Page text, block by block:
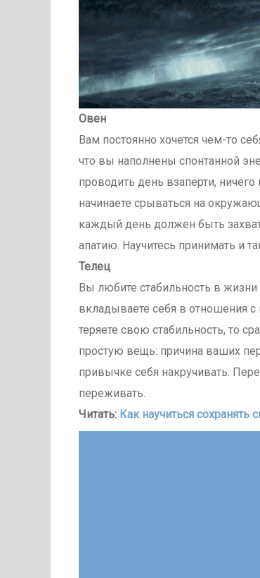
Овен
Вам постоянно хочется чем-то
что вы наполнены спонтанной
проводить день взаперти,
начинаете срываться на
каждый день должен быть
апатию. Научитесь принимать и
Телец
Вы любите стабильность в жизни
вкладываете себя в отношения
теряете свою стабильность, то
простую вещь: причина ваших
привычке себя накручивать.
переживать.
Читать: Как научиться